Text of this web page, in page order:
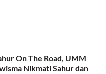
On The Road, UMM
Nikmati Sahur dan